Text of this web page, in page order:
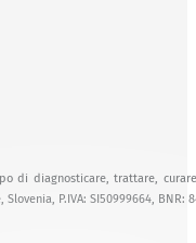
di diagnosticare, trattare,
Slovenia, P.IVA: SI50999664, BNR: